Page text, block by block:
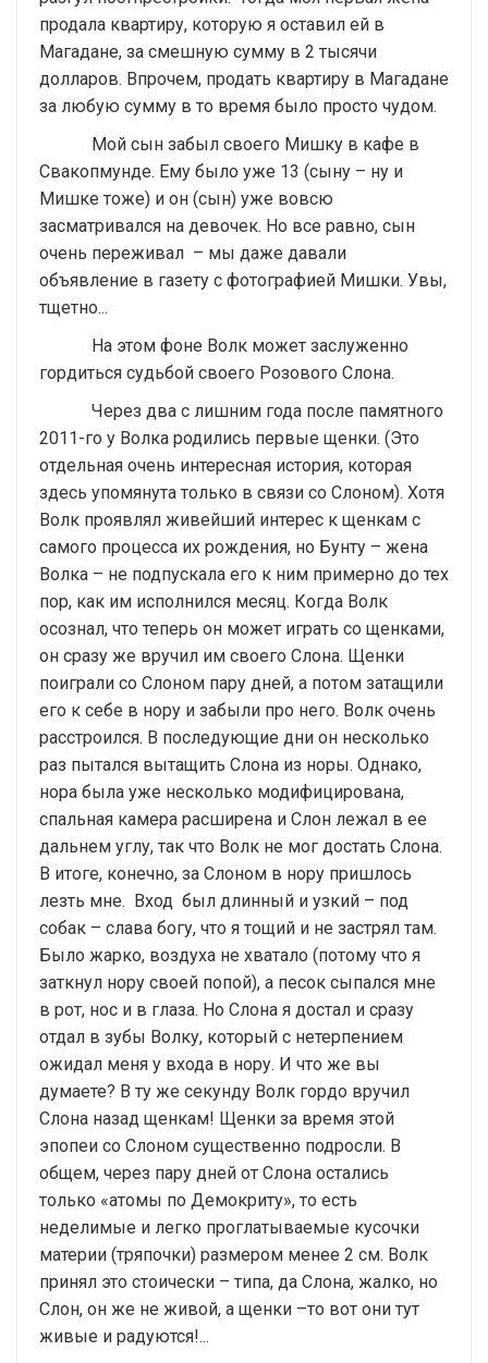
продала квартиру, которую я оставил ей в
Магадане, за смешную сумму в 2 тысячи
долларов. Впрочем, продать квартиру в Магадане
за любую сумму в то время было просто чудом.
Мой сын забыл своего Мишку в кафе в
Свакопмунде. Ему было уже 13 (сыну – ну и
Мишке тоже) и он (сын) уже вовсю
засматривался на девочек. Но все равно, сын
очень переживал – мы даже давали
объявление в газету с фотографией Мишки. Увы,
тщетно...
На этом фоне Волк может заслуженно
гордиться судьбой своего Розового Слона.
Через два с лишним года после памятного
2011-го у Волка родились первые щенки. (Это
отдельная очень интересная история, которая
здесь упомянута только в связи со Слоном). Хотя
Волк проявлял живейший интерес к щенкам с
самого процесса их рождения, но Бунту – жена
Волка – не подпускала его к ним примерно до тех
пор, как им исполнился месяц. Когда Волк
осознал, что теперь он может играть со щенками,
он сразу же вручил им своего Слона. Щенки
поиграли со Слоном пару дней, а потом затащили
его к себе в нору и забыли про него. Волк очень
расстроился. В последующие дни он несколько
раз пытался вытащить Слона из норы. Однако,
нора была уже несколько модифицирована,
спальная камера расширена и Слон лежал в ее
дальнем углу, так что Волк не мог достать Слона.
В итоге, конечно, за Слоном в нору пришлось
лезть мне. Вход был длинный и узкий – под
собак – слава богу, что я тощий и не застрял там.
Было жарко, воздуха не хватало (потому что я
заткнул нору своей попой), а песок сыпался мне
в рот, нос и в глаза. Но Слона я достал и сразу
отдал в зубы Волку, который с нетерпением
ожидал меня у входа в нору. И что же вы
думаете? В ту же секунду Волк гордо вручил
Слона назад щенкам! Щенки за время этой
эпопеи со Слоном существенно подросли. В
общем, через пару дней от Слона остались
только «атомы по Демокриту», то есть
неделимые и легко проглатываемые кусочки
материи (тряпочки) размером менее 2 см. Волк
принял это стоически – типа, да Слона, жалко, но
Слон, он же не живой, а щенки –то вот они тут
живые и радуются!...